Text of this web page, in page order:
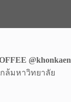
@khonkaen
ล้มหาวิทยาลัย